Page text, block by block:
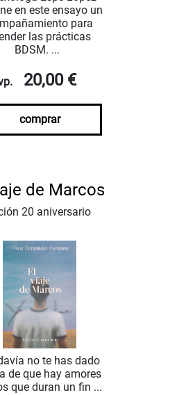
en este ensayo un
para
las prácticas
BDSM. ...
20,00 €
comprar
de Marcos
20 aniversario
no te has dado
de que hay amores
que duran un fin ...